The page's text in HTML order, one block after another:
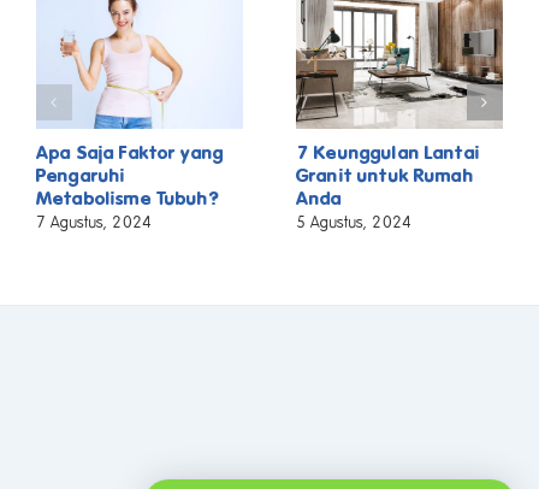
Apa Saja Faktor yang
Pengaruhi
Metabolisme Tubuh?
7 Agustus, 2024
7 Keunggulan Lantai
Granit untuk Rumah
Anda
5 Agustus, 2024